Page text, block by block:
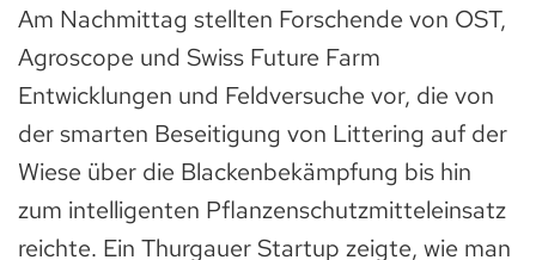
Am Nachmittag stellten Forschende von OST,
Agroscope und Swiss Future Farm
Entwicklungen und Feldversuche vor, die von
der smarten Beseitigung von Littering auf der
Wiese über die Blackenbekämpfung bis hin
zum intelligenten Pflanzenschutzmitteleinsatz
reichte. Ein Thurgauer Startup zeigte, wie man